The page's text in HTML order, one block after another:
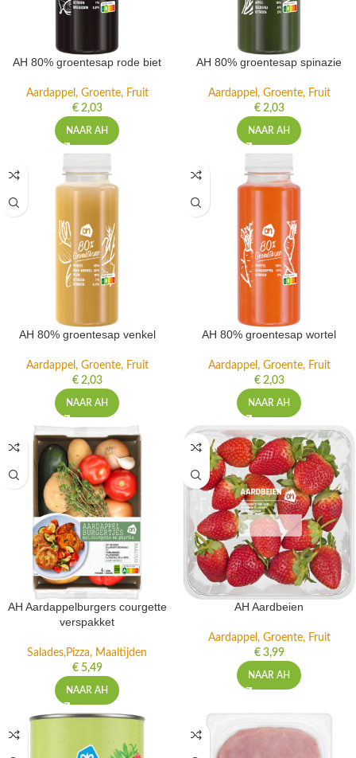
AH 80% groentesap rode biet
Aardappel, Groente, Fruit
€2,03
NAAR AH
AH 80% groentesap spinazie
Aardappel, Groente, Fruit
€2,03
NAAR AH
AH 80% groentesap venkel
Aardappel, Groente, Fruit
€2,03
NAAR AH
AH 80% groentesap wortel
Aardappel, Groente, Fruit
€2,03
NAAR AH
AH Aardappelburgers courgette
verspakket
Salades,Pizza, Maaltijden
€5,49
NAAR AH
AH Aardbeien
Aardappel, Groente, Fruit
€3,99
NAAR AH